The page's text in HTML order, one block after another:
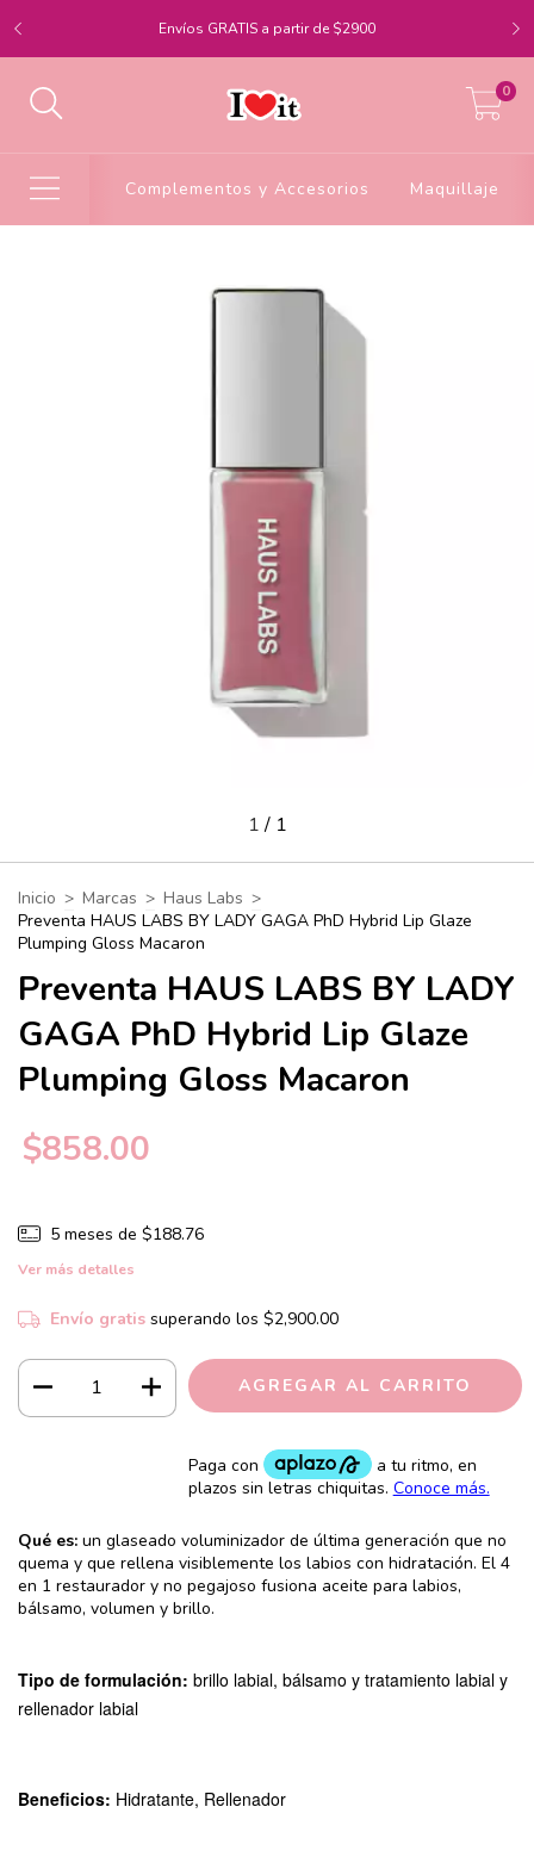
Envíos GRATIS a partir de $2900
0
Complementos y Accesorios Maquillaje
1/ 1
Inicio > Marcas > Haus Labs >
Preventa HAUS LABS BY LADY GAGA PhD Hybrid Lip Glaze
Plumping Gloss Macaron
Preventa HAUS LABS BY LADY
GAGA PhD Hybrid Lip Glaze
Plumping Gloss Macaron
$858.00
5 meses de $188.76
Ver más detalles
Envío gratis superando los $2,900.00
Qué es: un glaseado voluminizador de última generación que no
quema y que rellena visiblemente los labios con hidratación. El 4
en 1 restaurador y no pegajoso fusiona aceite para labios,
bálsamo, volumen y brillo.
Tipo de formulación: brillo labial, bálsamo y tratamiento labial y
rellenador labial
Beneficios: Hidratante, Rellenador